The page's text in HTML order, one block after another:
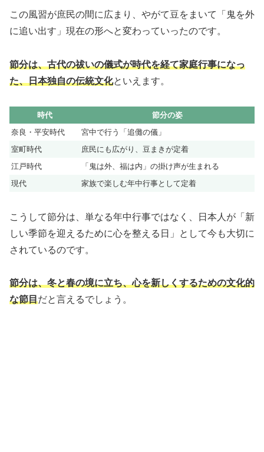
この風習が庶民の間に広まり、やがて豆をまいて「鬼を外
に追い出す」現在の形へと変わっていったのです。
節分は、古代の祓いの儀式が時代を経て家庭行事になっ
た、日本独自の伝統文化といえます。
時代
節分の姿
奈良・平安時代
宮中で行う「追儺の儀」
室町時代
庶民にも広がり、豆まきが定着
江戸時代
「鬼は外、福は内」の掛け声が生まれる
現代
家族で楽しむ年中行事として定着
こうして節分は、単なる年中行事ではなく、日本人が「新
しい季節を迎えるために心を整える日」として今も大切に
されているのです。
節分は、冬と春の境に立ち、心を新しくするための文化的
な節目だと言えるでしょう。